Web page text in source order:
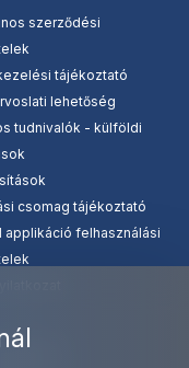
szerződési
tájékoztató
lehetőség
tudnivalók - külföldi
csomag tájékoztató
applikáció felhasználási